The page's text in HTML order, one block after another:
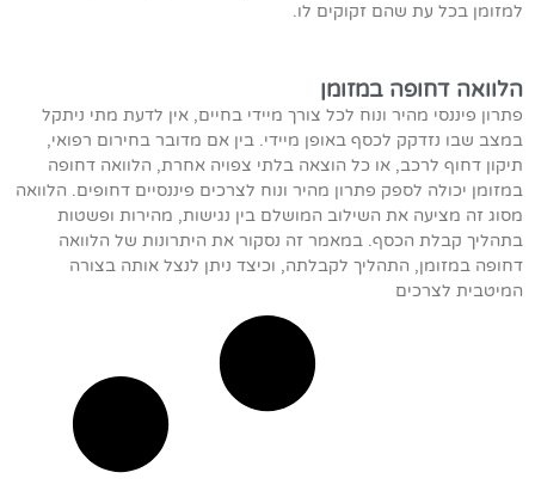
למזומן בכל עת שהם זקוקים לו.
הלוואה דחופה במזומן
פתרון פיננסי מהיר ונוח לכל צורך מיידי בחיים, אין לדעת מתי ניתקל
במצב שבו נזדקק לכסף באופן מיידי. בין אם מדובר בחירום רפואי,
תיקון דחוף לרכב, או כל הוצאה בלתי צפויה אחרת, הלוואה דחופה
במזומן יכולה לספק פתרון מהיר ונוח לצרכים פיננסיים דחופים. הלוואה
מסוג זה מציעה את השילוב המושלם בין נגישות, מהירות ופשטות
בתהליך קבלת הכסף. במאמר זה נסקור את היתרונות של הלוואה
דחופה במזומן, התהליך לקבלתה, וכיצד ניתן לנצל אותה בצורה
המיטבית לצרכים